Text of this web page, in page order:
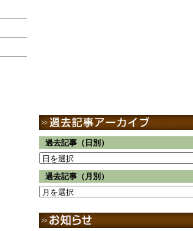
過去記事（日別）
過去記事（月別）